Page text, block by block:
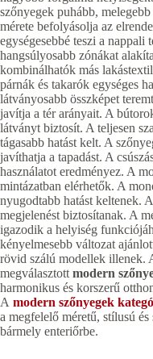
szőnyegek puhább,
mérete befolyásolja az
egységesebbé teszi a nappali
hangsúlyosabb zónákat
kombinálhatók más
párnák és takarók egységes
látványosabb összképet
javítja a tér arányait. A
látványt biztosít. A teljesen
tágasabb hatást kelt. A
javíthatja a tapadást. A
használatot eredményez. A
mintázatban elérhetők. A
nyugodtabb hatást keltenek.
megjelenést biztosítanak. A
igazodik a helyiség
kényelmesebb változat
rövid szálú modellek illenek.
megválasztottmodern
harmonikus és korszerű
A modern szőnyegek
a megfelelő méretű, stílusú
bármely enteriőrbe.